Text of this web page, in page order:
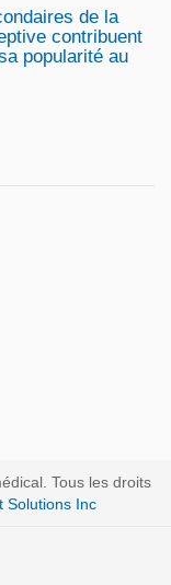
de la
contribuent
popularité au
Tous les droits
Solutions Inc